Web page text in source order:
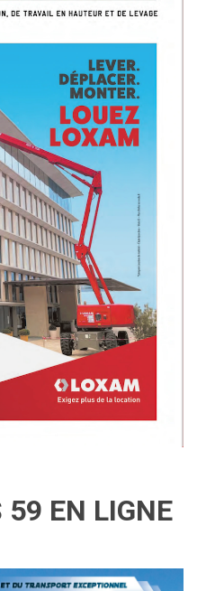
59 EN LIGNE